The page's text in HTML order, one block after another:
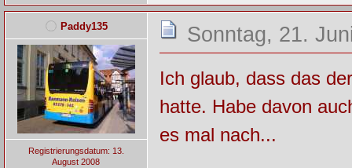
Paddy135
Registrierungsdatum: 13.
August 2008
Sonntag, 21.
Ich glaub, dass das
hatte. Habe davon
es mal nach...